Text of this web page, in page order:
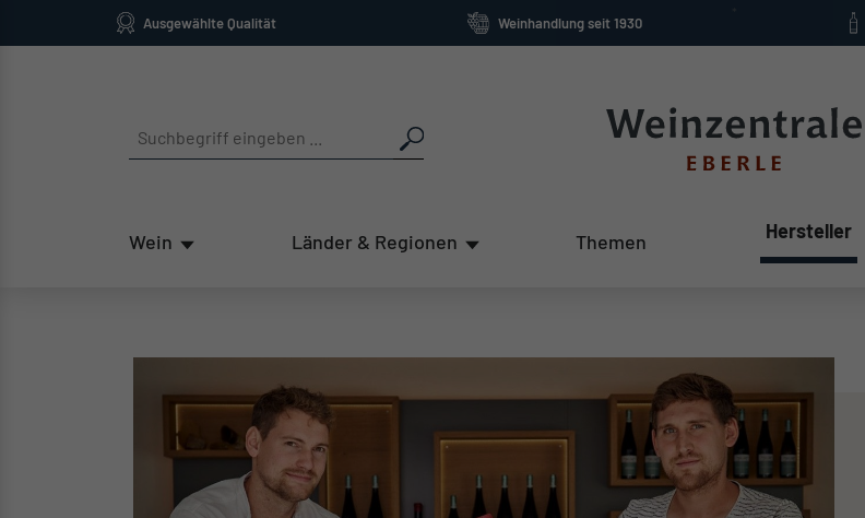
Zur Hauptnavigation springen
Ausgewählte Qualität Weinhandlung seit 1930
Wein Länder & Regionen Themen Hersteller